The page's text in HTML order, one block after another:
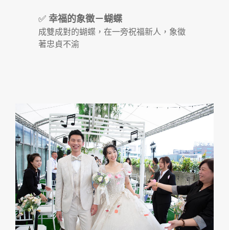
✅ 幸福的象徵－蝴蝶
成雙成對的蝴蝶，在一旁祝福新人，象徵
著忠貞不渝